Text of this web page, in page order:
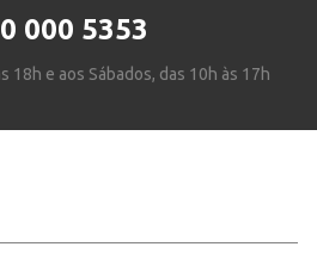
000 5353
18h e aos Sábados, das 10h às 17h